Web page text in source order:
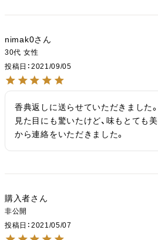
nimak0
30代 女性
投稿日
2021/09/05
香典返しに送らせていただきました。
見た目にも驚いたけど、味もとても
から連絡をいただきました。
購入者
非公開
投稿日
2021/05/07